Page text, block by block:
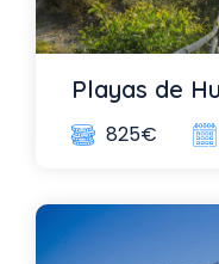
Playas de
825€